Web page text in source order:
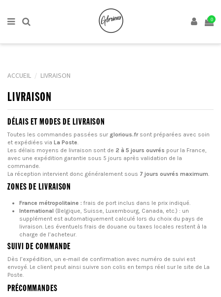
0
ACCUEIL LIVRAISON
LIVRAISON
DÉLAIS ET MODES DE LIVRAISON
Toutes les commandes passées sur glorious.frsont préparées avec soin
et expédiées via La Poste
Les délais moyens de livraison sont de 2 à 5 jours ouvrés pour la France,
avec une expédition garantie sous 5 jours après validation de la
commande.
La réception intervient donc généralement sous 7 jours ouvrés maximum
ZONES DE LIVRAISON
France métropolitaine : frais de port inclus dans le prix indiqué.
International (Belgique, Suisse, Luxembourg, Canada, etc.) : un
supplément est automatiquement calculé lors du choix du pays de
livraison. Les éventuels frais de douane ou taxes locales restent à la
charge de l’acheteur.
SUIVI DE COMMANDE
Dès l’expédition, un e-mail de confirmation avec numéro de suivi est
envoyé. Le client peut ainsi suivre son colis en temps réel sur le site de La
Poste.
PRÉCOMMANDES